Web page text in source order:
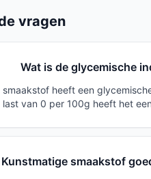
vragen
Wat is de glycemische
smaakstof heeft een
van 0 per 100g heeft het
Kunstmatige smaakstof